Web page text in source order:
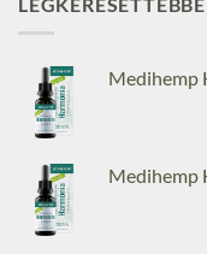
Medihemp
Medihemp